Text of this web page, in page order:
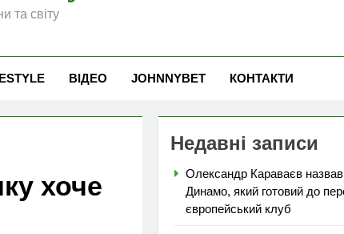
та світу
ВІДЕО JOHNNYBET КОНТАКТИ
хоче
Недавні записи
Олександр Караваєв назвав
Динамо, який готовий до
європейський клуб